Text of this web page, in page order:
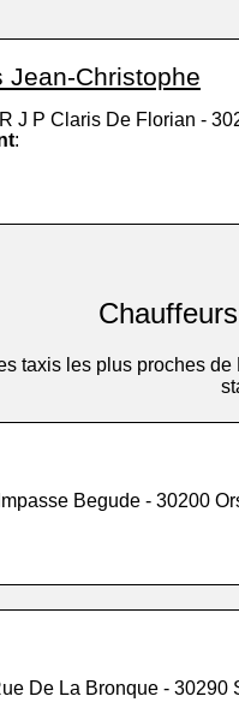
Jean-Christophe
J P Claris De Florian -
:
taxis les plus proches
Begude - 30200
De La Bronque - 30290